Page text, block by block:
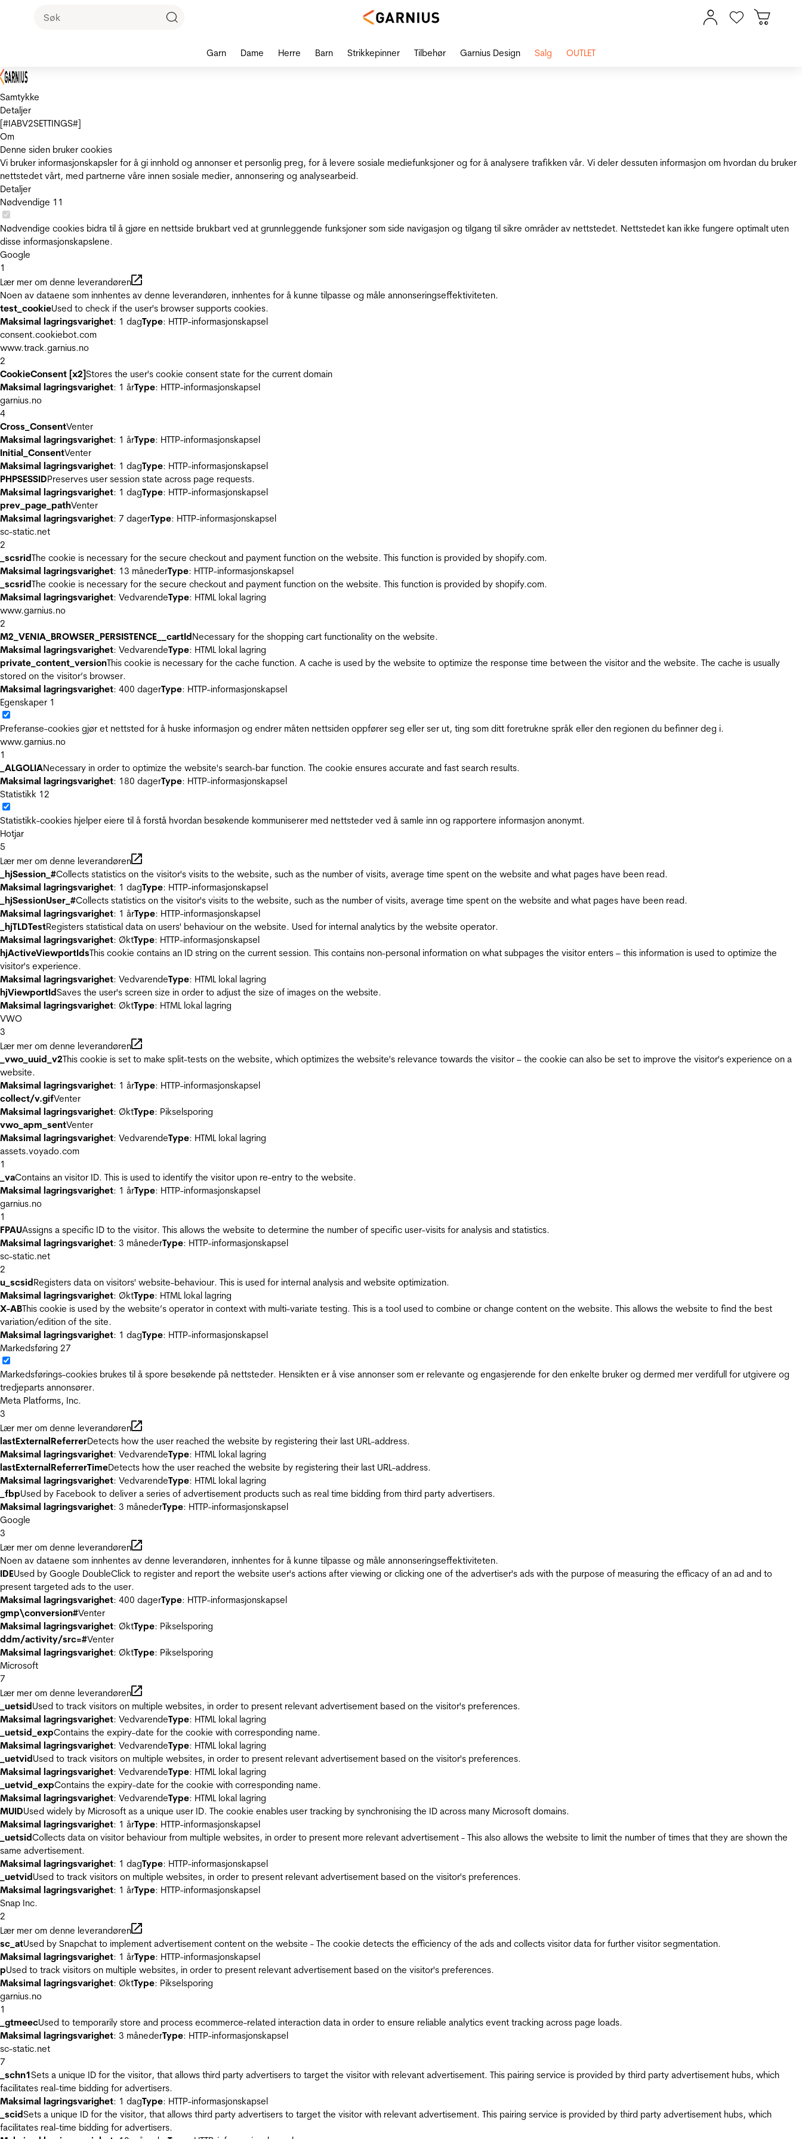
Samtykke
Detaljer
[#IABV2SETTINGS#]
Om
Denne siden bruker cookies
Vi bruker informasjonskapsler for å gi innhold og annonser et personlig preg, for å levere sosiale mediefunksjoner og for å analysere trafikken vår. Vi deler dessuten informasjon om hvordan du bruker
nettstedet vårt, med partnerne våre innen sosiale medier, annonsering og analysearbeid.
Detaljer
Nødvendige 11
Nødvendige cookies bidra til å gjøre en nettside brukbart ved at grunnleggende funksjoner som side navigasjon og tilgang til sikre områder av nettstedet. Nettstedet kan ikke fungere optimalt uten
disse informasjonskapslene.
Google
1
Lær mer om denne leverandøren
Noen av dataene som innhentes av denne leverandøren, innhentes for å kunne tilpasse og måle annonseringseffektiviteten.
test_cookieUsed to check if the user's browser supports cookies.
Maksimal lagringsvarighet: 1 dagType: HTTP-informasjonskapsel
consent.cookiebot.com
www.track.garnius.no
2
CookieConsent [x2]Stores the user's cookie consent state for the current domain
Maksimal lagringsvarighet: 1 årType: HTTP-informasjonskapsel
garnius.no
4
Cross_ConsentVenter
Maksimal lagringsvarighet: 1 årType: HTTP-informasjonskapsel
Initial_ConsentVenter
Maksimal lagringsvarighet: 1 dagType: HTTP-informasjonskapsel
PHPSESSIDPreserves user session state across page requests.
Maksimal lagringsvarighet: 1 dagType: HTTP-informasjonskapsel
prev_page_pathVenter
Maksimal lagringsvarighet: 7 dagerType: HTTP-informasjonskapsel
sc-static.net
2
_scsridThe cookie is necessary for the secure checkout and payment function on the website. This function is provided by shopify.com.
Maksimal lagringsvarighet: 13 månederType: HTTP-informasjonskapsel
_scsridThe cookie is necessary for the secure checkout and payment function on the website. This function is provided by shopify.com.
Maksimal lagringsvarighet: VedvarendeType: HTML lokal lagring
www.garnius.no
2
M2_VENIA_BROWSER_PERSISTENCE__cartIdNecessary for the shopping cart functionality on the website.
Maksimal lagringsvarighet: VedvarendeType: HTML lokal lagring
private_content_versionThis cookie is necessary for the cache function. A cache is used by the website to optimize the response time between the visitor and the website. The cache is usually
stored on the visitor’s browser.
Maksimal lagringsvarighet: 400 dagerType: HTTP-informasjonskapsel
Egenskaper 1
Preferanse-cookies gjør et nettsted for å huske informasjon og endrer måten nettsiden oppfører seg eller ser ut, ting som ditt foretrukne språk eller den regionen du befinner deg i.
www.garnius.no
1
_ALGOLIANecessary in order to optimize the website's search-bar function. The cookie ensures accurate and fast search results.
Maksimal lagringsvarighet: 180 dagerType: HTTP-informasjonskapsel
Statistikk 12
Statistikk-cookies hjelper eiere til å forstå hvordan besøkende kommuniserer med nettsteder ved å samle inn og rapportere informasjon anonymt.
Hotjar
5
Lær mer om denne leverandøren
_hjSession_#Collects statistics on the visitor's visits to the website, such as the number of visits, average time spent on the website and what pages have been read.
Maksimal lagringsvarighet: 1 dagType: HTTP-informasjonskapsel
_hjSessionUser_#Collects statistics on the visitor's visits to the website, such as the number of visits, average time spent on the website and what pages have been read.
Maksimal lagringsvarighet: 1 årType: HTTP-informasjonskapsel
_hjTLDTestRegisters statistical data on users' behaviour on the website. Used for internal analytics by the website operator.
Maksimal lagringsvarighet: ØktType: HTTP-informasjonskapsel
hjActiveViewportIdsThis cookie contains an ID string on the current session. This contains non-personal information on what subpages the visitor enters – this information is used to optimize the
visitor's experience.
Maksimal lagringsvarighet: VedvarendeType: HTML lokal lagring
hjViewportIdSaves the user's screen size in order to adjust the size of images on the website.
Maksimal lagringsvarighet: ØktType: HTML lokal lagring
VWO
3
Lær mer om denne leverandøren
_vwo_uuid_v2This cookie is set to make split-tests on the website, which optimizes the website's relevance towards the visitor – the cookie can also be set to improve the visitor's experience on a
website.
Maksimal lagringsvarighet: 1 årType: HTTP-informasjonskapsel
collect/v.gifVenter
Maksimal lagringsvarighet: ØktType: Pikselsporing
vwo_apm_sentVenter
Maksimal lagringsvarighet: VedvarendeType: HTML lokal lagring
assets.voyado.com
1
_vaContains an visitor ID. This is used to identify the visitor upon re-entry to the website.
Maksimal lagringsvarighet: 1 årType: HTTP-informasjonskapsel
garnius.no
1
FPAUAssigns a specific ID to the visitor. This allows the website to determine the number of specific user-visits for analysis and statistics.
Maksimal lagringsvarighet: 3 månederType: HTTP-informasjonskapsel
sc-static.net
2
u_scsidRegisters data on visitors' website-behaviour. This is used for internal analysis and website optimization.
Maksimal lagringsvarighet: ØktType: HTML lokal lagring
X-ABThis cookie is used by the website’s operator in context with multi-variate testing. This is a tool used to combine or change content on the website. This allows the website to find the best
variation/edition of the site.
Maksimal lagringsvarighet: 1 dagType: HTTP-informasjonskapsel
Markedsføring 27
Markedsførings-cookies brukes til å spore besøkende på nettsteder. Hensikten er å vise annonser som er relevante og engasjerende for den enkelte bruker og dermed mer verdifull for utgivere og
tredjeparts annonsører.
Meta Platforms, Inc.
3
Lær mer om denne leverandøren
lastExternalReferrerDetects how the user reached the website by registering their last URL-address.
Maksimal lagringsvarighet: VedvarendeType: HTML lokal lagring
lastExternalReferrerTimeDetects how the user reached the website by registering their last URL-address.
Maksimal lagringsvarighet: VedvarendeType: HTML lokal lagring
_fbpUsed by Facebook to deliver a series of advertisement products such as real time bidding from third party advertisers.
Maksimal lagringsvarighet: 3 månederType: HTTP-informasjonskapsel
Google
3
Lær mer om denne leverandøren
Noen av dataene som innhentes av denne leverandøren, innhentes for å kunne tilpasse og måle annonseringseffektiviteten.
IDEUsed by Google DoubleClick to register and report the website user's actions after viewing or clicking one of the advertiser's ads with the purpose of measuring the efficacy of an ad and to
present targeted ads to the user.
Maksimal lagringsvarighet: 400 dagerType: HTTP-informasjonskapsel
gmp\conversion#Venter
Maksimal lagringsvarighet: ØktType: Pikselsporing
ddm/activity/src=#Venter
Maksimal lagringsvarighet: ØktType: Pikselsporing
Microsoft
7
Lær mer om denne leverandøren
_uetsidUsed to track visitors on multiple websites, in order to present relevant advertisement based on the visitor's preferences.
Maksimal lagringsvarighet: VedvarendeType: HTML lokal lagring
_uetsid_expContains the expiry-date for the cookie with corresponding name.
Maksimal lagringsvarighet: VedvarendeType: HTML lokal lagring
_uetvidUsed to track visitors on multiple websites, in order to present relevant advertisement based on the visitor's preferences.
Maksimal lagringsvarighet: VedvarendeType: HTML lokal lagring
_uetvid_expContains the expiry-date for the cookie with corresponding name.
Maksimal lagringsvarighet: VedvarendeType: HTML lokal lagring
MUIDUsed widely by Microsoft as a unique user ID. The cookie enables user tracking by synchronising the ID across many Microsoft domains.
Maksimal lagringsvarighet: 1 årType: HTTP-informasjonskapsel
_uetsidCollects data on visitor behaviour from multiple websites, in order to present more relevant advertisement - This also allows the website to limit the number of times that they are shown the
same advertisement.
Maksimal lagringsvarighet: 1 dagType: HTTP-informasjonskapsel
_uetvidUsed to track visitors on multiple websites, in order to present relevant advertisement based on the visitor's preferences.
Maksimal lagringsvarighet: 1 årType: HTTP-informasjonskapsel
Snap Inc.
2
Lær mer om denne leverandøren
sc_atUsed by Snapchat to implement advertisement content on the website - The cookie detects the efficiency of the ads and collects visitor data for further visitor segmentation.
Maksimal lagringsvarighet: 1 årType: HTTP-informasjonskapsel
pUsed to track visitors on multiple websites, in order to present relevant advertisement based on the visitor's preferences.
Maksimal lagringsvarighet: ØktType: Pikselsporing
garnius.no
1
_gtmeecUsed to temporarily store and process ecommerce-related interaction data in order to ensure reliable analytics event tracking across page loads.
Maksimal lagringsvarighet: 3 månederType: HTTP-informasjonskapsel
sc-static.net
7
_schn1Sets a unique ID for the visitor, that allows third party advertisers to target the visitor with relevant advertisement. This pairing service is provided by third party advertisement hubs, which
facilitates real-time bidding for advertisers.
Maksimal lagringsvarighet: 1 dagType: HTTP-informasjonskapsel
_scidSets a unique ID for the visitor, that allows third party advertisers to target the visitor with relevant advertisement. This pairing service is provided by third party advertisement hubs, which
facilitates real-time bidding for advertisers.
Garn Dame Herre Barn Strikkepinner Tilbehør Garnius Design Salg OUTLET